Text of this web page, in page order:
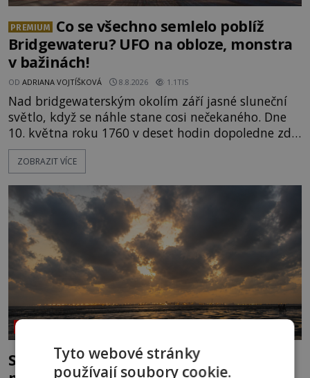
PREMIUM
Co se všechno semlelo poblíž
Bridgewateru? UFO na obloze, monstra
v bažinách!
OD ADRIANA VOJTÍŠKOVÁ 8.8.2026 1.1TIS
Nad bridgewaterským okolím září jasné sluneční
světlo, když se náhle stane cosi nečekaného. Dne
10. května roku 1760 v deset hodin dopoledne zde
dojde k vůbec prvnímu historicky doloženému
přeletu UFO. Podle záznamů vyzařuje takové
jen o nějaký optický klam, nebo se zde skutečně
právě vznáší mimozemská loď
ZOBRAZIT VÍCE
Strašidelná pláž Dumas: Je černý písek
Tyto webové stránky
používají soubory cookie.